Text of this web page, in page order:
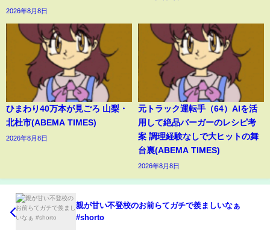
2026年8月8日
ひまわり40万本が見ごろ 山梨・
北杜市(ABEMA TIMES)
2026年8月8日
元トラック運転手（64）AIを活
用して絶品バーガーのレシピ考
案 調理経験なしで大ヒットの舞
台裏(ABEMA TIMES)
2026年8月8日
親が甘い不登校のお前らてガチで羨ましいなぁ
#shorto